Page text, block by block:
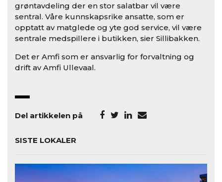
grøntavdeling der en stor salatbar vil være
sentral. Våre kunnskapsrike ansatte, som er
opptatt av matglede og yte god service, vil være
sentrale medspillere i butikken, sier Sillibakken.
Det er Amfi som er ansvarlig for forvaltning og
drift av Amfi Ullevaal.
Del artikkelen på
SISTE LOKALER